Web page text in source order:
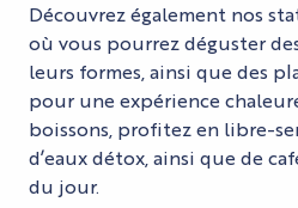
Découvrez également nos
où vous pourrez déguster
leurs formes, ainsi que des
pour une expérience
boissons, profitez en libre-
d’eaux détox, ainsi que de
du jour.